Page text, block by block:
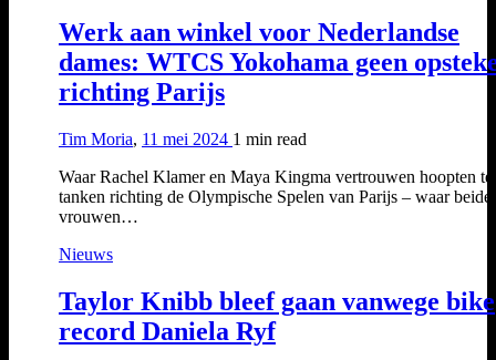
Werk aan winkel voor Nederlandse
dames: WTCS Yokohama geen
richting Parijs
Tim Moria, 11 mei 2024 1 min read
Waar Rachel Klamer en Maya Kingma vertrouwen hoopten te
tanken richting de Olympische Spelen van Parijs – waar beide
vrouwen…
Nieuws
Taylor Knibb bleef gaan vanwege bike
record Daniela Ryf